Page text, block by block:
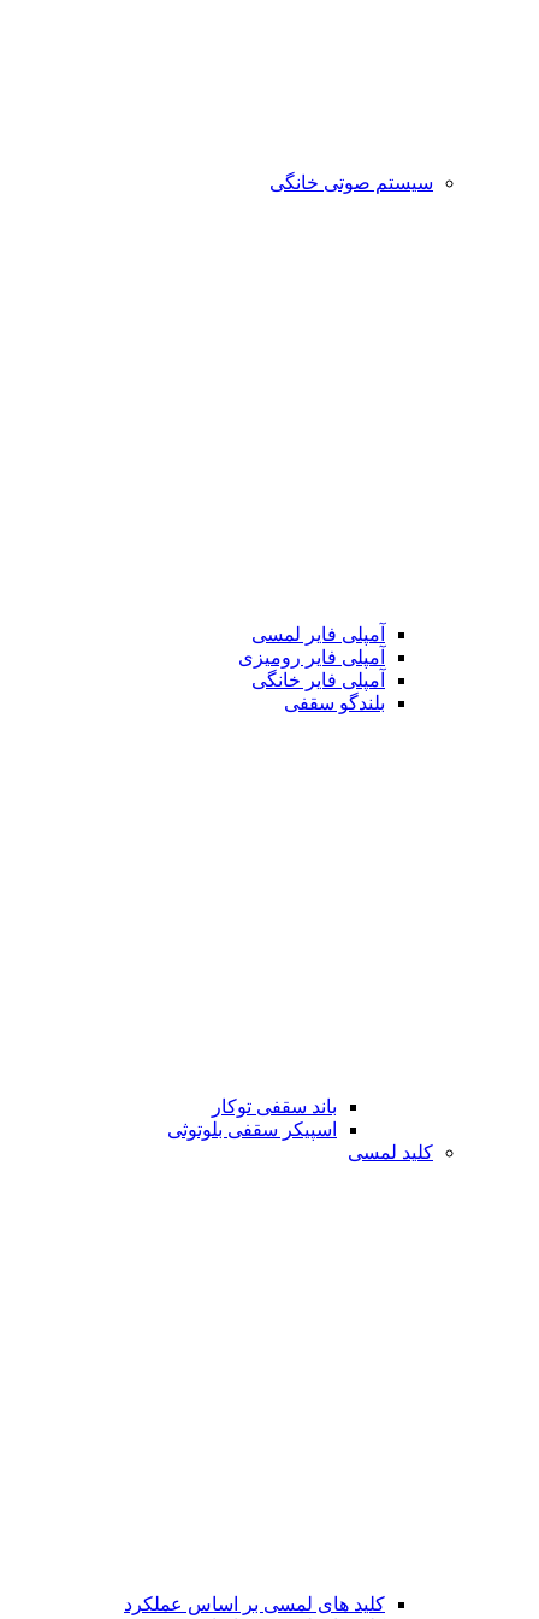
سیستم صوتی خانگی
آمپلی فایر لمسی
آمپلی فایر رومیزی
آمپلی فایر خانگی
بلندگو سقفی
باند سقفی توکار
اسپیکر سقفی بلوتوثی
کلید لمسی
کلید های لمسی بر اساس عملکرد